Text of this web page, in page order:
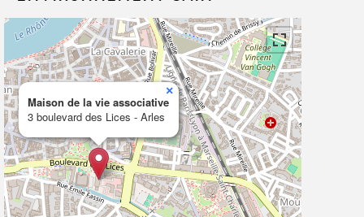
Maison de la vie associative
3 boulevard des Lices - Arles
×